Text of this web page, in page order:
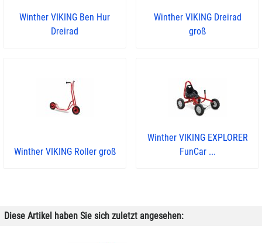
Winther VIKING Ben Hur
Dreirad
Winther VIKING Dreirad
groß
Winther VIKING Roller groß
Winther VIKING EXPLORER
FunCar ...
Diese Artikel haben Sie sich zuletzt angesehen: